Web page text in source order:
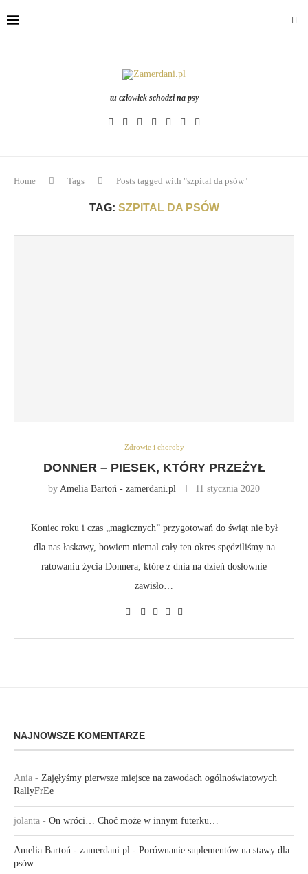
tu człowiek schodzi na psy
Home Tags Posts tagged with "szpital da psów"
TAG: SZPITAL DA PSÓW
Zdrowie i choroby
DONNER – PIESEK, KTÓRY PRZEŻYŁ
by Amelia Bartoń - zamerdani.pl 11 stycznia 2020
Koniec roku i czas „magicznych” przygotowań do świąt nie był
dla nas łaskawy, bowiem niemal cały ten okres spędziliśmy na
ratowaniu życia Donnera, które z dnia na dzień dosłownie
zawisło…
NAJNOWSZE KOMENTARZE
Ania - Zajęłyśmy pierwsze miejsce na zawodach ogólnoświatowych
RallyFrEe
jolanta - On wróci… Choć może w innym futerku…
Amelia Bartoń - zamerdani.pl - Porównanie suplementów na stawy dla
psów